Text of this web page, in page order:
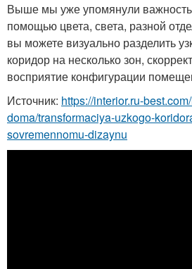
Выше мы уже упомянули
помощью цвета, света, разной
вы можете визуально разделить
коридор на несколько зон,
восприятие конфигурации
Источник: https://interior.ru-
doma/transformaciya-uzkogo-
sovremennomu-dizaynu